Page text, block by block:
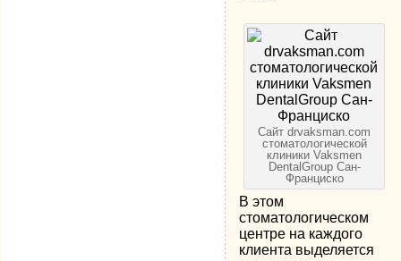
Сайт drvaksman.com
стоматологической
клиники Vaksmen
DentalGroup Сан-
Франциско
В этом
стоматологическом
центре на каждого
клиента выделяется